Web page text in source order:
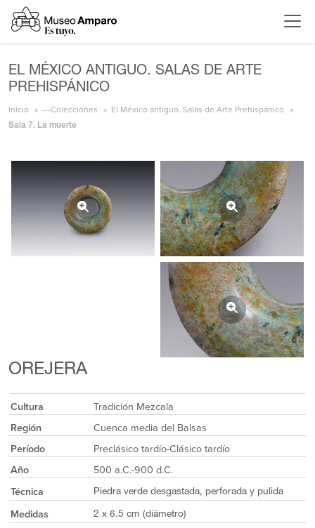
EL MÉXICO ANTIGUO. SALAS DE ARTE
PREHISPÁNICO
Inicio ---Colecciones El México antiguo. Salas de Arte Prehispánico
Sala 7. La muerte
OREJERA
Cultura
Tradición Mezcala
Región
Cuenca media del Balsas
Período
Preclásico tardío-Clásico tardío
Año
500 a.C.-900 d.C.
Técnica
Piedra verde desgastada, perforada y pulida
Medidas 2 x 6.5 cm (diámetro)